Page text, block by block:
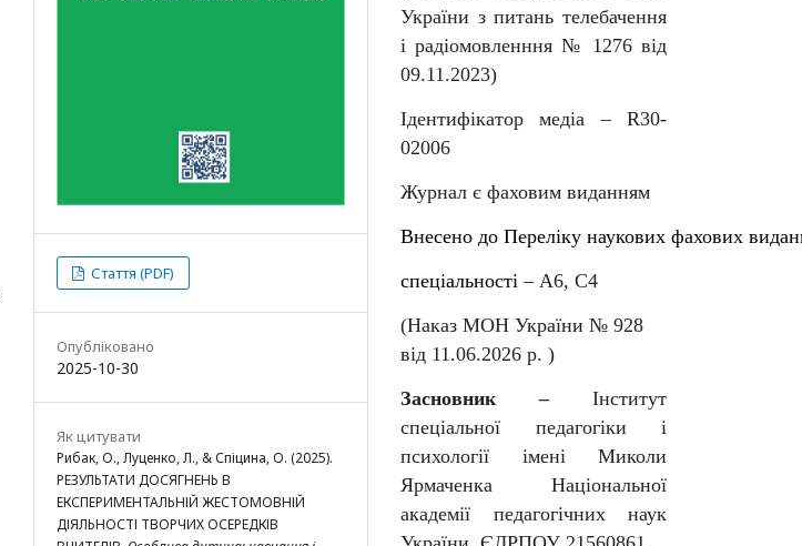
Стаття (PDF)
Опубліковано
2025-10-30
Як цитувати
Рибак, О., Луценко, Л., & Спіцина, О. (2025).
РЕЗУЛЬТАТИ ДОСЯГНЕНЬ В
ЕКСПЕРИМЕНТАЛЬНІЙ ЖЕСТОМОВНІЙ
ДІЯЛЬНОСТІ ТВОРЧИХ ОСЕРЕДКІВ
України з питань телебачення
і радіомовленння № 1276 від
09.11.2023)
Ідентифікатор медіа – R30-
02006
Журнал є фаховим виданням
Внесено до Перелiку наукових фахових
спеціальності–А6, С4
(Наказ МОН України № 928
від 11.06.2026 р. )
Засновник – Інститут
спеціальної педагогіки і
психології імені Миколи
Ярмаченка Національної
академії педагогічних наук